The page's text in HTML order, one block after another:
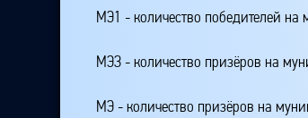
МЭ1 - количество победителей на
МЭЗ - количество призёров на
МЭ - количество призёров на